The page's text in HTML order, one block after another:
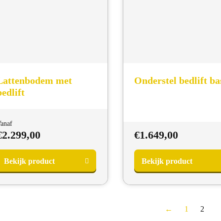
met
2.299,00
Bekijk product
Onderstel bedlift
€1.649,00
Bekijk product
← 1 2